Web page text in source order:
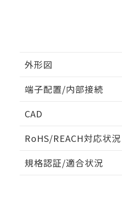
外形図
端子配置/内部接続
CAD
RoHS/REACH対応状況
EU RoHS 注意事項・凡例
規格認証/適合状況